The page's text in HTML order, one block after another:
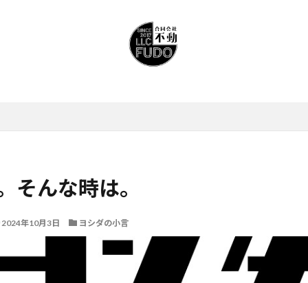
そんな時は。
2024年10月3日 ヨシダの小言